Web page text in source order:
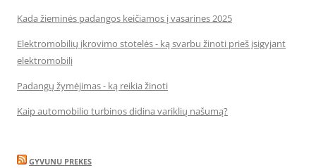
Kada žieminės padangos keičiamos į vasarines 2025
Elektromobilių įkrovimo stotelės - ką svarbu žinoti prieš įsigyjant
elektromobilį
Padangų žymėjimas - ką reikia žinoti
Kaip automobilio turbinos didina variklių našumą?
GYVUNU PREKES